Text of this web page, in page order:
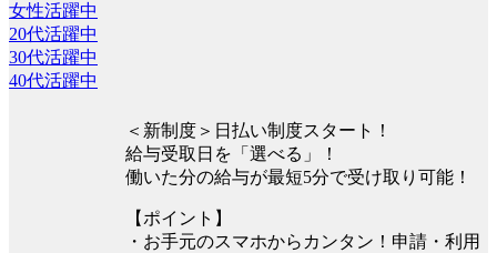
女性活躍中
20代活躍中
30代活躍中
40代活躍中
＜新制度＞日払い制度スタート！
給与受取日を「選べる」！
働いた分の給与が最短5分で受け取り可能！
【ポイント】
・お手元のスマホからカンタン！申請・利用